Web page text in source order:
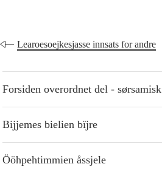
Learoesoejkesjasse innsats for andre
Forsiden overordnet del - sørsamisk
Bijjemes bielien bïjre
Ööhpehtimmien åssjele